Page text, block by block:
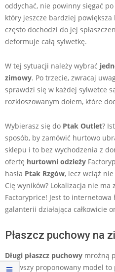
oddychać, nie powinny sięgać po
który jeszcze bardziej
często dochodzi do jej
deformuje całą sylwetkę.
W tej sytuacji należy wybrać
zimowy. Po trzecie, zwracaj
sprawdzi się w każdej sylwetce
rozkloszowanym dołem, które
Wybierasz się do Ptak Outlet?
sposób, by zamówić hurtowo
sklepu i to bez wychodzenia z
ofertę hurtowni odzieży
hasła Ptak Rzgów, lecz wciąż
Cię wyników? Lokalizacja nie ma
Factoryprice! Jest to
galanterii działająca całkowicie
Płaszcz puchowy na
Długi płaszcz puchowy mroźną
Pierwszy proponowany model to